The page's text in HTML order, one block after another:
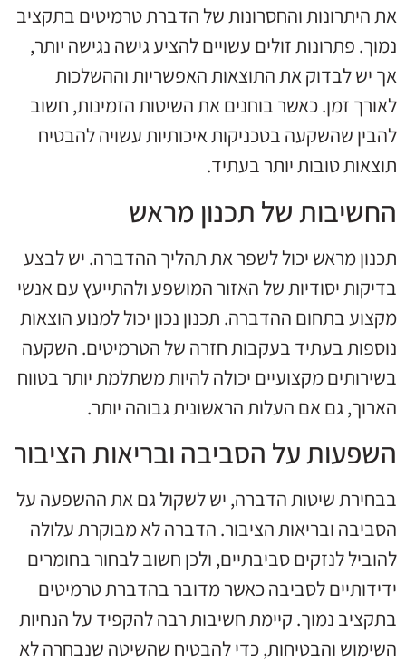
את היתרונות והחסרונות של הדברת טרמיטים בתקציב
נמוך. פתרונות זולים עשויים להציע גישה נגישה יותר,
אך יש לבדוק את התוצאות האפשריות וההשלכות
לאורך זמן. כאשר בוחנים את השיטות הזמינות, חשוב
להבין שהשקעה בטכניקות איכותיות עשויה להבטיח
תוצאות טובות יותר בעתיד.
החשיבות של תכנון מראש
תכנון מראש יכול לשפר את תהליך ההדברה. יש לבצע
בדיקות יסודיות של האזור המושפע ולהתייעץ עם אנשי
מקצוע בתחום ההדברה. תכנון נכון יכול למנוע הוצאות
נוספות בעתיד בעקבות חזרה של הטרמיטים. השקעה
בשירותים מקצועיים יכולה להיות משתלמת יותר בטווח
הארוך, גם אם העלות הראשונית גבוהה יותר.
השפעות על הסביבה ובריאות הציבור
בבחירת שיטות הדברה, יש לשקול גם את ההשפעה על
הסביבה ובריאות הציבור. הדברה לא מבוקרת עלולה
להוביל לנזקים סביבתיים, ולכן חשוב לבחור בחומרים
ידידותיים לסביבה כאשר מדובר בהדברת טרמיטים
בתקציב נמוך. קיימת חשיבות רבה להקפיד על הנחיות
השימוש והבטיחות, כדי להבטיח שהשיטה שנבחרה לא